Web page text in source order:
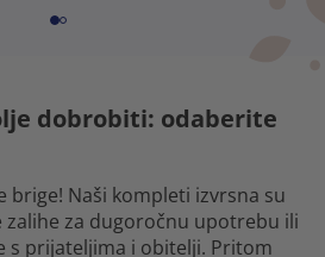
dobrobiti: odaberite
brige! Naši kompleti izvrsna su
zalihe za dugoročnu upotrebu ili
s prijateljima i obitelji. Pritom